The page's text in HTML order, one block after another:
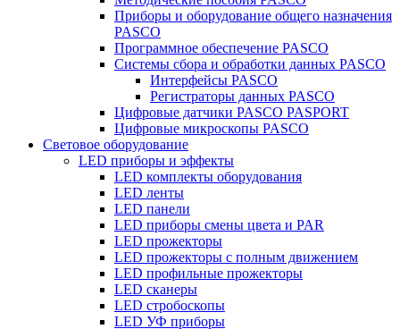
Приборы и оборудование общего назначения
PASCO
Программное обеспечение PASCO
Системы сбора и обработки данных PASCO
Интерфейсы PASCO
Регистраторы данных PASCO
Цифровые датчики PASCO PASPORT
Цифровые микроскопы PASCO
Световое оборудование
LED приборы и эффекты
LED комплекты оборудования
LED ленты
LED панели
LED приборы смены цвета и PAR
LED прожекторы
LED прожекторы с полным движением
LED профильные прожекторы
LED сканеры
LED стробоскопы
LED УФ приборы